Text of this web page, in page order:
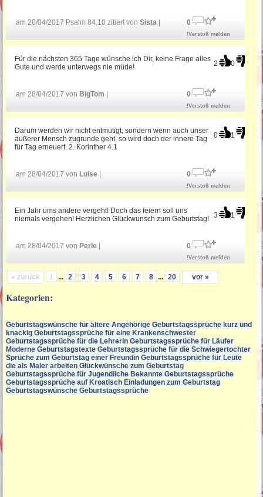
am 28/04/2017 Psalm 84,10 zitiert vonSista 0
!Verstoß melden
2 0
Für die nächsten 365 Tage wünsche ich Dir, keine Frage alles
Gute und werde unterwegs nie müde!
am 28/04/2017 von BigTom 0
!Verstoß melden
0 1
Darum werden wir nicht entmutigt; sondern wenn auch unser
äußerer Mensch zugrunde geht, so wird doch der innere Tag
für Tag erneuert. 2. Korinther 4.1
am 28/04/2017 von Luise 0
!Verstoß melden
3 1
Ein Jahr ums andere vergeht! Doch das feiern soll uns
niemals vergehen! Herzlichen Glückwunsch zum Geburtstag!
am 28/04/2017 von Perle 0
!Verstoß melden
« zurück 1 ... 2 3 4 5 6 7 8 ... 20 vor »
Kategorien:
Geburtstagswünsche für ältere Angehörige Geburtstagssprüche kurz und
knackig Geburtstagssprüche für eine Krankenschwester
Geburtstagssprüche für die Lehrerin Geburtstagssprüche für Läufer
Moderne Geburtstagstexte Geburtstagssprüche für die Schwiegertochter
Sprüche zum Geburtstag einer Freundin Geburtstagssprüche für Leute
die als Maler arbeiten Glückwünsche zum Geburtstag
Geburtstagssprüche für Jugendliche Bekannte Geburtstagssprüche
Geburtstagssprüche auf Kroatisch Einladungen zum Geburtstag
Geburtstagswünsche Geburtstagssprüche